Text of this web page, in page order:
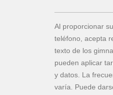
Al proporcionar
teléfono, acepta
texto de los
pueden aplicar
y datos. La
varía. Puede